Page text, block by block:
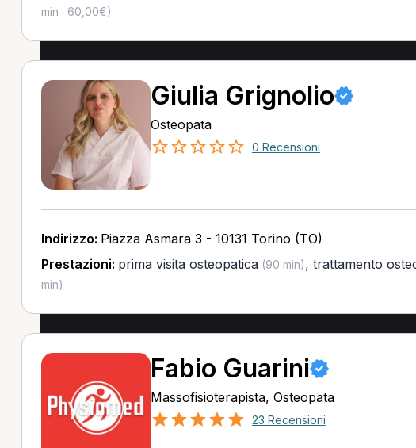
min · 60,00€)
Giulia Grignolio
Osteopata
0 Recensioni
Indirizzo: Piazza Asmara 3 - 10131 Torino (TO)
Prestazioni: prima visita osteopatica(90 min), trattamento
min)
Fabio Guarini
Massofisioterapista, Osteopata
23 Recensioni